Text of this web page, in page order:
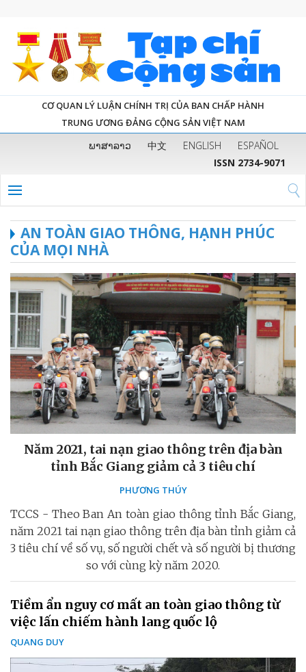
CƠ QUAN LÝ LUẬN CHÍNH TRỊ CỦA BAN CHẤP HÀNH
TRUNG ƯƠNG ĐẢNG CỘNG SẢN VIỆT NAM
ພາສາລາວ 中文 ENGLISH
ESPAÑOL
ISSN 2734-9071
AN TOÀN GIAO THÔNG, HẠNH PHÚC
CỦA MỌI NHÀ
Năm 2021, tai nạn giao thông trên địa bàn
tỉnh Bắc Giang giảm cả 3 tiêu chí
PHƯƠNG THÚY
TCCS - Theo Ban An toàn giao thông tỉnh Bắc Giang,
năm 2021 tai nạn giao thông trên địa bàn tỉnh giảm cả
3 tiêu chí về số vụ, số người chết và số người bị thương
so với cùng kỳ năm 2020.
Tiềm ẩn nguy cơ mất an toàn giao thông từ
việc lấn chiếm hành lang quốc lộ
QUANG DUY